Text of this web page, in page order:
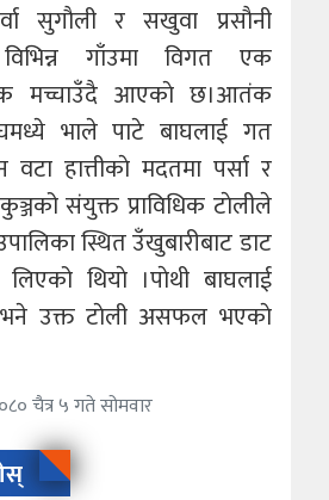
सुगाैली र सखुवा प्रसाैनी
विभिन्न गाँउमा विगत एक
मच्चाउँदै आएकाे छ।आतंक
भाले पाटे बाघलाई गत
वटा हात्तीकाे मदतमा पर्सा र
संयुक्त प्राविधिक टाेलीले
स्थित उँखुबारीबाट डाट
लिएको थियाे ।पाेथी बाघलाई
भने उक्त टाेली असफल भएकाे
चैत्र ५ गते सोमवार